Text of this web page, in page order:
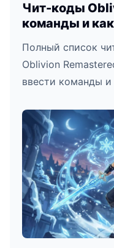
Чит-коды
команды и
Полный список
Oblivion
ввести команды